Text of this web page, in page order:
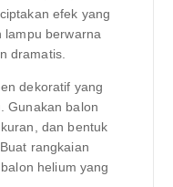
efek yang
lampu berwarna
dramatis.
dekoratif yang
Gunakan balon
dan bentuk
rangkaian
helium yang